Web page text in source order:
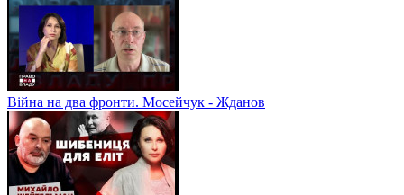
Війна на два фронти. Мосейчук - Жданов